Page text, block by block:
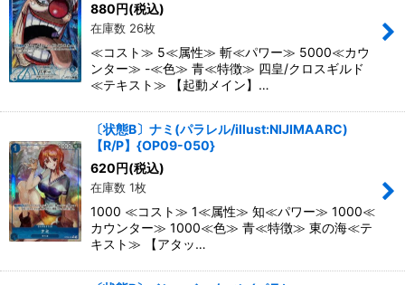
880円(税込)
在庫数 26枚
≪コスト≫ 5≪属性≫ 斬≪パワー≫ 5000≪カウ
ンター≫ -≪色≫ 青≪特徴≫ 四皇/クロスギルド
≪テキスト≫ 【起動メイン】…
〔状態B〕ナミ(パラレル/illust:NIJIMAARC)
【R/P】{OP09-050}
620円(税込)
在庫数 1枚
1000 ≪コスト≫ 1≪属性≫ 知≪パワー≫ 1000≪
カウンター≫ 1000≪色≫ 青≪特徴≫ 東の海≪テ
キスト≫ 【アタッ…